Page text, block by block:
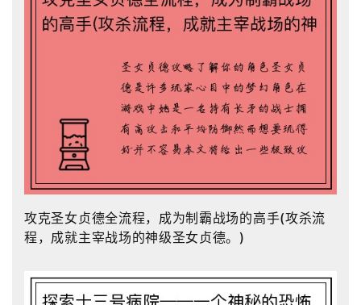
攻克圣女贞德全流程，成为制霸战场的高手(攻杀流
程，成就主宰战场的神级圣女贞德。)